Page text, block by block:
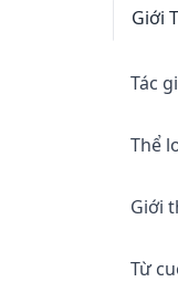
Giới
Tác
Thể
Giới
Từ